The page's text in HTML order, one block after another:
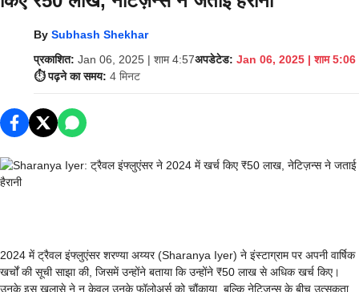
By Subhash Shekhar
प्रकाशित: Jan 06, 2025 | शाम 4:57अपडेटेड: Jan 06, 2025 | शाम 5:06
⏱️ पढ़ने का समय: 4 मिनट
2024 में ट्रैवल इंफ्लुएंसर शरण्या अय्यर (Sharanya Iyer) ने इंस्टाग्राम पर अपनी वार्षिक
खर्चों की सूची साझा की, जिसमें उन्होंने बताया कि उन्होंने ₹50 लाख से अधिक खर्च किए।
उनके इस खुलासे ने न केवल उनके फॉलोअर्स को चौंकाया, बल्कि नेटिज़न्स के बीच उत्सुकता